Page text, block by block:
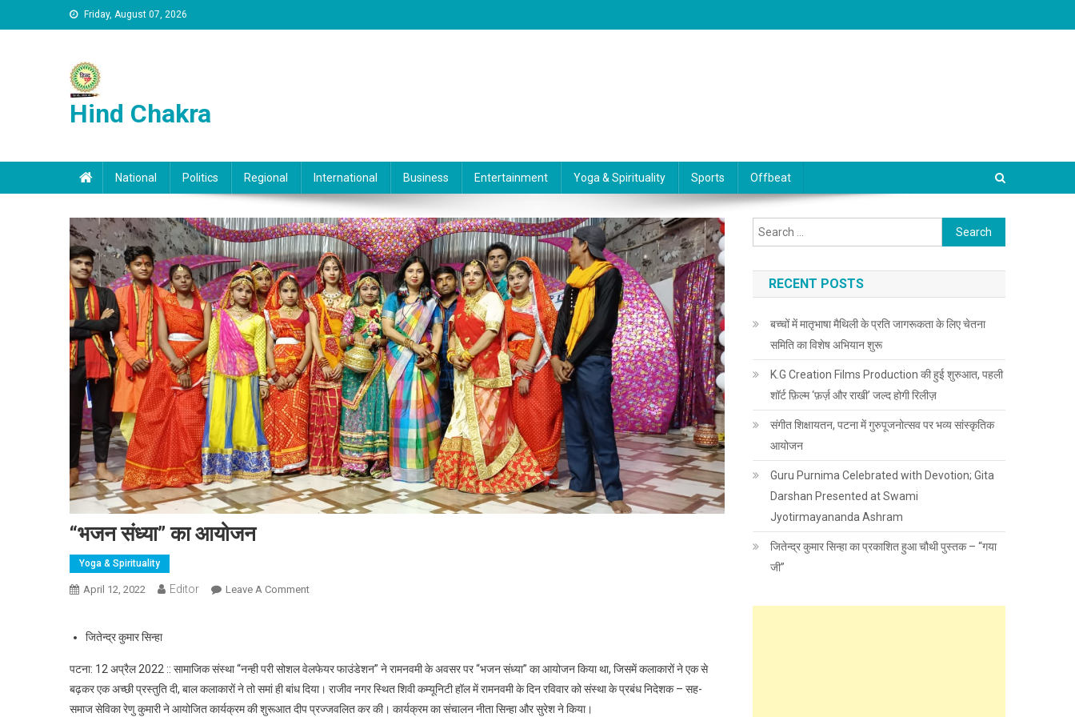
Skip to content Friday, August 07, 2026
Hind Chakra
National Politics Regional International Business Entertainment Yoga & Spirituality Sports Offbeat
“भजन संध्या” का आयोजन
Yoga & Spirituality
April 12, 2022 Editor Leave A Comment
जितेन्द्र कुमार सिन्हा
पटना: 12 अप्रैल 2022 :: सामाजिक संस्था “नन्ही परी सोशल वेलफेयर फाउंडेशन” ने रामनवमी के अवसर पर “भजन संध्या” का आयोजन किया था, जिसमें कलाकारों ने एक से
बढ़कर एक अच्छी प्रस्तुति दी, बाल कलाकारों ने तो समां ही बांध दिया। राजीव नगर स्थित शिवी कम्यूनिटी हॉल में रामनवमी के दिन रविवार को संस्था के प्रबंध निदेशक – सह-
समाज सेविका रेणु कुमारी ने आयोजित कार्यक्रम की शुरूआत दीप प्रज्जवलित कर की। कार्यक्रम का संचालन नीता सिन्हा और सुरेश ने किया।
Search for:
RECENT POSTS
बच्चों में मातृभाषा मैथिली के प्रति जागरूकता के लिए चेतना
समिति का विशेष अभियान शुरू
K.G Creation Films Production की हुई शुरुआत, पहली
शॉर्ट फ़िल्म ‘फ़र्ज़ और राखी’ जल्द होगी रिलीज़
संगीत शिक्षायतन, पटना में गुरुपूजनोत्सव पर भव्य सांस्कृतिक
आयोजन
Guru Purnima Celebrated with Devotion; Gita
Darshan Presented at Swami
Jyotirmayananda Ashram
जितेन्द्र कुमार सिन्हा का प्रकाशित हुआ चौथी पुस्तक – “गया
जी”